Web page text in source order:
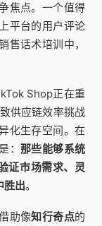
焦点。一个值得
平台的用户评论
售话术培训中，
Shop正在重
供应链效率挑战
化生存空间。在
： 那些能够系统
证市场需求、灵
胜出。
助像知行奇点的